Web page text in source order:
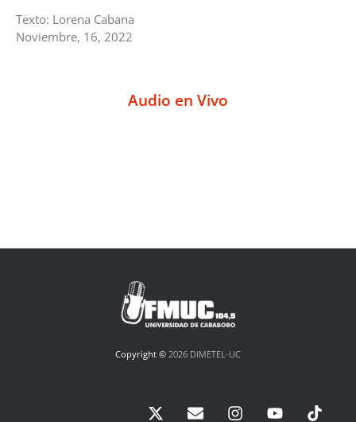
Texto: Lorena Cabana
Noviembre, 16, 2022
Audio en Vivo
Copyright © 2026 DIMETEL-UC